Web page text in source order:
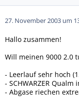
27. November 2003 um
Hallo zusammen!
Will meinen 9000 2.0
- Leerlauf sehr hoch
- SCHWARZER
- Abgase riechen